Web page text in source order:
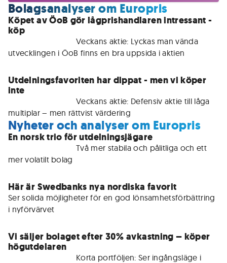
Bolagsanalyser om Europris
Köpet av ÖoB gör lågprishandlaren intressant -
köp
För medlemmar • Veckans aktie: Lyckas man vända
utvecklingen i ÖoB finns en bra uppsida i aktien
Utdelningsfavoriten har dippat - men vi köper
inte
För medlemmar • Veckans aktie: Defensiv aktie till låga
multiplar – men rättvist värdering
Nyheter och analyser om Europris
En norsk trio för utdelningsjägare
För medlemmar • Två mer stabila och pålitliga och ett
mer volatilt bolag
Här är Swedbanks nya nordiska favorit
Ser solida möjligheter för en god lönsamhetsförbättring
i nyförvärvet
Vi säljer bolaget efter 30% avkastning – köper
högutdelaren
Korta portföljen: Ser ingångsläge i